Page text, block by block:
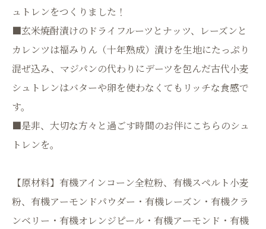
ュトレンをつくりました！
■玄米焼酎漬けのドライフルーツとナッツ、レーズンと
カレンツは福みりん（十年熟成）漬けを生地にたっぷり
混ぜ込み、マジパンの代わりにデーツを包んだ古代小麦
シュトレンはバターや卵を使わなくてもリッチな食感で
す。
■是非、大切な方々と過ごす時間のお伴にこちらのシュ
トレンを。
【原材料】有機アインコーン全粒粉、有機スペルト小麦
粉、有機アーモンドパウダー・有機レーズン・有機クラ
ンベリー・有機オレンジピール・有機アーモンド・有機